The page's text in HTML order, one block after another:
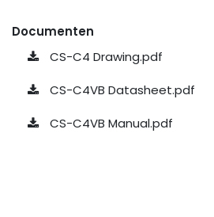
Documenten
CS-C4 Drawing.pdf
CS-C4VB Datasheet.pdf
CS-C4VB Manual.pdf